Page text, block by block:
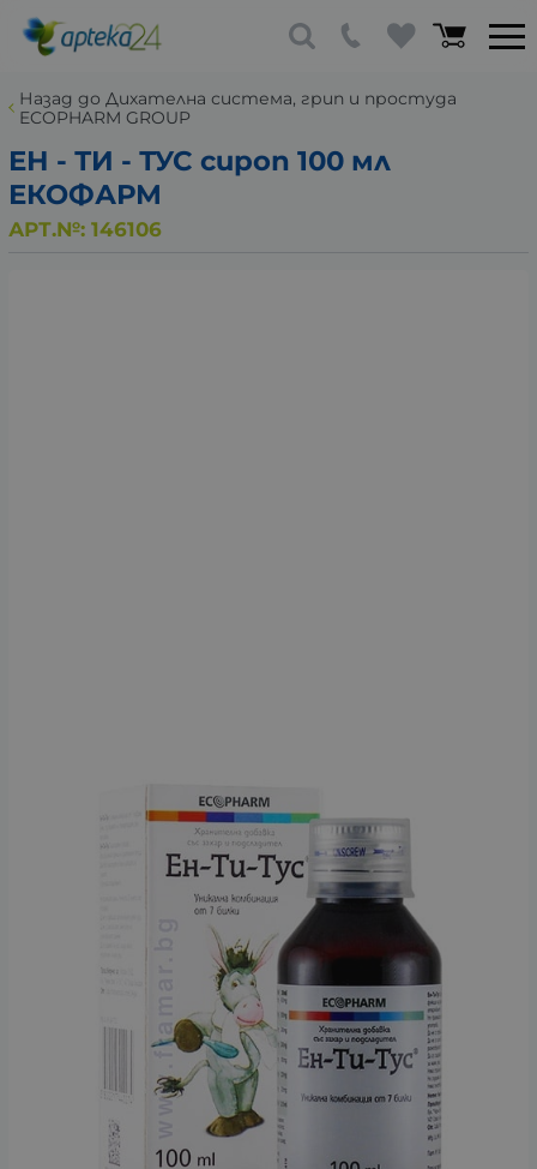
Назад до Дихателна система, грип и простуда
ECOPHARM GROUP
ЕН - ТИ - ТУС сироп 100 мл
ЕКОФАРМ
АРТ.№: 146106